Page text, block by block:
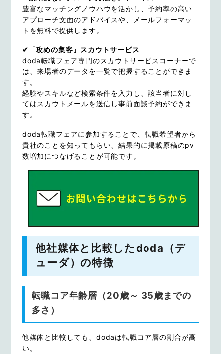
豊富なマッチングノウハウを活かし、予約率の高い
アプローチ文面のアドバイスや、メールフォーマッ
トを無料で提供します。
✔ 「攻めの集客」スカウトサービス
doda転職フェア専門のスカウトサービスコーナーで
は、来場者のデータを一覧で把握することができま
す。
経験やスキルなど検索条件を入力し、該当者に対し
てはスカウトメールを送信し事前面談予約ができま
す。
doda転職フェアに参加することで、転職希望者から
貴社のことを知ってもらい、結果的に掲載原稿のpv
数増加につなげることが可能です。
他社媒体と比較したdoda（デ
ューダ）の特徴
転職コア年齢層（20歳～ 35歳までの
多さ）
他媒体と比較しても、dodaは転職コア層の割合が高
い。